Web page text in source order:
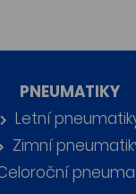
PNEUMATIKY
Letní
Zimní